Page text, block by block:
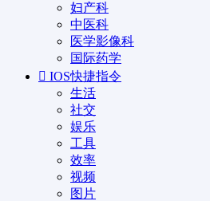
妇产科
中医科
医学影像科
国际药学
IOS快捷指令
生活
社交
娱乐
工具
效率
视频
图片